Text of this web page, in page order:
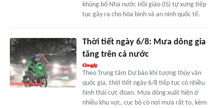
khủng bố Nhà nước Hồi giáo (IS) tự xưng tiếp
tục gây ra cho hòa bình và an ninh quốc tế.
Thời tiết ngày 6/8: Mưa dông gia
tăng trên cả nước
Theo Trung tâm Dự báo khí tượng thủy văn
quốc gia, thời tiết ngày 6/8 tiếp tục có nhiều
hình thái cực đoan. Mưa dông xuất hiện ở
nhiều khu vực, cục bộ có nơi mưa rất to, kèm